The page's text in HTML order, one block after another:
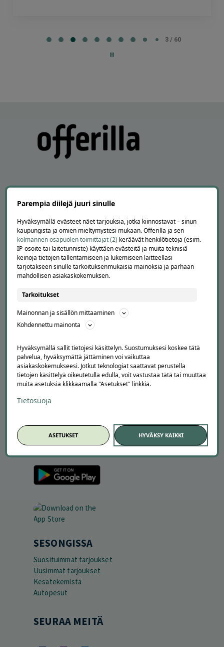
3 / 60
APUA JA NEUVOJA
Peruuta tilaus
Asiakaspalvelu
Kuinka Offerilla toimii
Usein kysytyt kysymykset
Suosittele Offerillaa
TUTUSTU MEIHIN
Tietoa meistä
Ajankohtaista
Offerilla mediassa
YRITYKSILLE
Vaikuttajayhteistyö
LATAA APPI
SESONGISSA
Suosituimmat tarjoukset
Uusimmat tarjoukset
Kesätekemistä
Autopesut
SEURAA MEITÄ
Parempia diilejä juuri sinulle
Hyväksymällä evästeet näet tarjouksia, jotka kiinnostavat – sinun
kaupungista ja omien mieltymystesi mukaan. Offerilla ja sen
kolmannen osapuolen toimittajat (2) keräävät henkilötietoja (esim.
IP-osoite tai laitetunniste) käyttäen evästeitä ja muita teknisiä
keinoja tietojen tallentamiseen ja lukemiseen laitteellasi
tarjotakseen sinulle tarkoituksenmukaisia mainoksia ja parhaan
mahdollisen asiakaskokemuksen.
Tarkoitukset
Mainonnan ja sisällön mittaaminen
Kohdennettu mainonta
Hyväksymällä sallit tietojesi käsittelyn. Suostumuksesi koskee tätä
palvelua, hyväksymättä jättäminen voi vaikuttaa
asiakaskokemukseesi. Jotkut teknologiat saattavat perustella
tietojen käsittelyä oikeutetulla edulla, voit vastustaa tätä tai muuttaa
muita asetuksia klikkaamalla "Asetukset" linkkiä.
Tietosuoja
ASETUKSET HYVÄKSY KAIKKI